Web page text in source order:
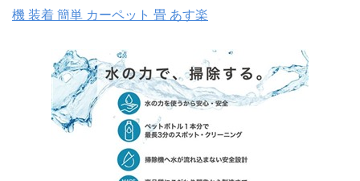
機 装着 簡単 カーペット 畳 あす楽